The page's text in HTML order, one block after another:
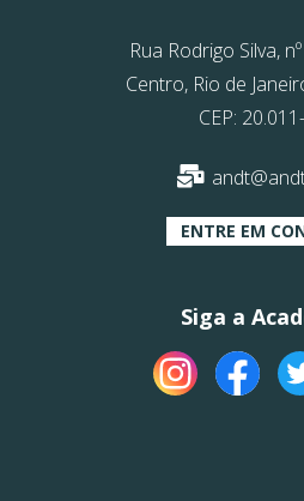
Rua Rodrigo Silva,
Centro, Rio de
CEP:
ENTRE EM
Siga a